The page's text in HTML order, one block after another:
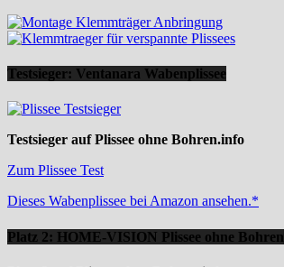
Testsieger: Ventanara Wabenplissee
Testsieger auf Plissee ohne Bohren.info
Zum Plissee Test
Dieses Wabenplissee bei Amazon ansehen.*
Platz 2: HOME-VISION Plissee ohne Bohren